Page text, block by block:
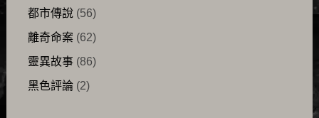
都市傳說(56)
離奇命案(62)
靈異故事(86)
黑色評論(2)